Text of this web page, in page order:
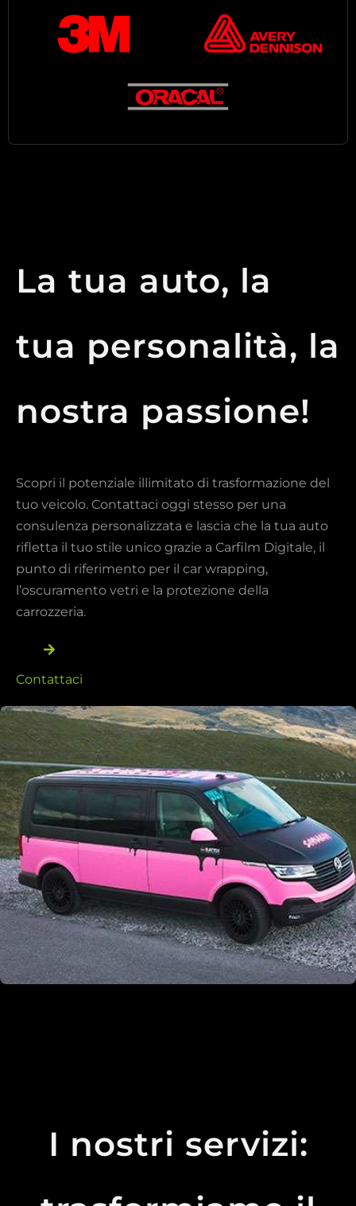
La tua auto, la
tua personalità, la
nostra passione!
Scopri il potenziale illimitato di trasformazione del
tuo veicolo. Contattaci oggi stesso per una
consulenza personalizzata e lascia che la tua auto
rifletta il tuo stile unico grazie a Carfilm Digitale, il
punto di riferimento per il car wrapping,
l’oscuramento vetri e la protezione della
carrozzeria.
Contattaci
I nostri servizi: